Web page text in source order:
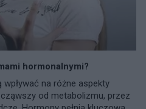
hormonalnymi?
na różne aspekty
od metabolizmu, przez